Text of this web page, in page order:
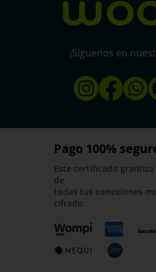
¡Síguenos en
Pago 100%
Este certificado
de
todas tus conexiones
cifrado.